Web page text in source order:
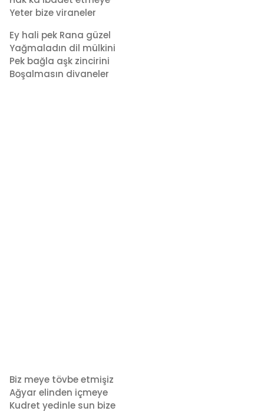
Yeter bize viraneler
Ey hali pek Rana güzel
Yağmaladın dil mülkini
Pek bağla aşk zincirini
Boşalmasın divaneler
Biz meye tövbe etmişiz
Ağyar elinden içmeye
Kudret yedinle sun bize